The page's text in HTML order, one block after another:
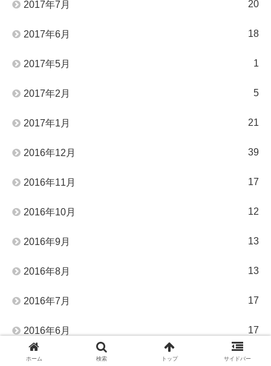
2017年7月 20
2017年6月 18
2017年5月 1
2017年2月 5
2017年1月 21
2016年12月 39
2016年11月 17
2016年10月 12
2016年9月 13
2016年8月 13
2016年7月 17
2016年6月 17
2016年5月 24
ホーム 検索 トップ サイドバー